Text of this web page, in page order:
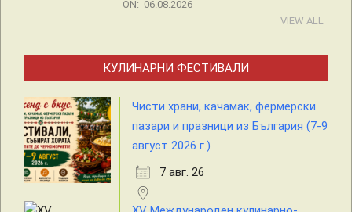
ON: 06.08.2026
VIEW ALL
КУЛИНАРНИ ФЕСТИВАЛИ
Чисти храни, качамак, фермерски
пазари и празници из България (7-9
август 2026 г.)
7 авг. 26